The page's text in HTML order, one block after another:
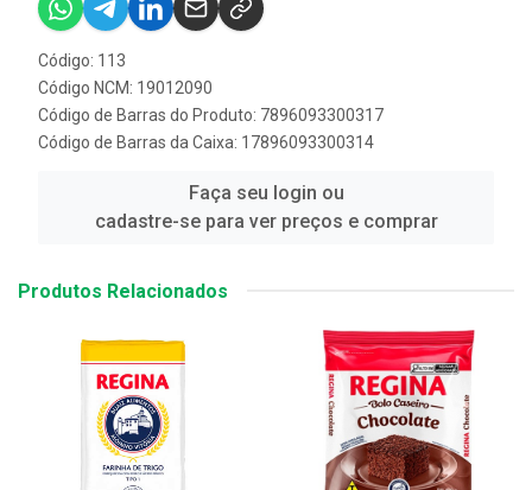
Código: 113
Código NCM: 19012090
Código de Barras do Produto: 7896093300317
Código de Barras da Caixa: 17896093300314
Faça seu login ou
cadastre-se para ver preços e comprar
Produtos Relacionados